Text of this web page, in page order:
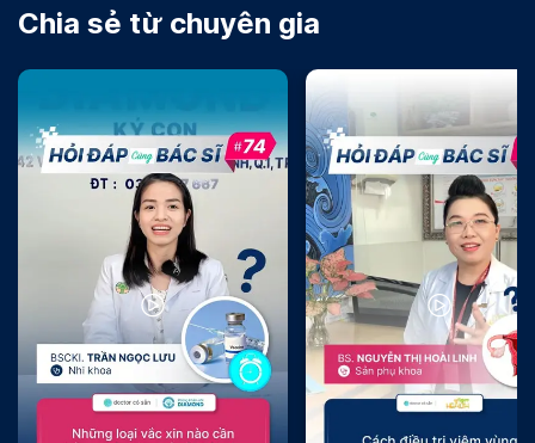
Chia sẻ từ chuyên gia